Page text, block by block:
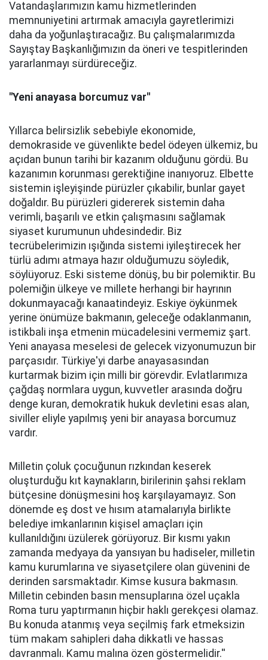
Vatandaşlarımızın kamu hizmetlerinden
memnuniyetini artırmak amacıyla gayretlerimizi
daha da yoğunlaştıracağız. Bu çalışmalarımızda
Sayıştay Başkanlığımızın da öneri ve tespitlerinden
yararlanmayı sürdüreceğiz.
''Yeni anayasa borcumuz var''
Yıllarca belirsizlik sebebiyle ekonomide,
demokraside ve güvenlikte bedel ödeyen ülkemiz, bu
açıdan bunun tarihi bir kazanım olduğunu gördü. Bu
kazanımın korunması gerektiğine inanıyoruz. Elbette
sistemin işleyişinde pürüzler çıkabilir, bunlar gayet
doğaldır. Bu pürüzleri gidererek sistemin daha
verimli, başarılı ve etkin çalışmasını sağlamak
siyaset kurumunun uhdesindedir. Biz
tecrübelerimizin ışığında sistemi iyileştirecek her
türlü adımı atmaya hazır olduğumuzu söyledik,
söylüyoruz. Eski sisteme dönüş, bu bir polemiktir. Bu
polemiğin ülkeye ve millete herhangi bir hayrının
dokunmayacağı kanaatindeyiz. Eskiye öykünmek
yerine önümüze bakmanın, geleceğe odaklanmanın,
istikbali inşa etmenin mücadelesini vermemiz şart.
Yeni anayasa meselesi de gelecek vizyonumuzun bir
parçasıdır. Türkiye'yi darbe anayasasından
kurtarmak bizim için milli bir görevdir. Evlatlarımıza
çağdaş normlara uygun, kuvvetler arasında doğru
denge kuran, demokratik hukuk devletini esas alan,
siviller eliyle yapılmış yeni bir anayasa borcumuz
vardır.
Milletin çoluk çocuğunun rızkından keserek
oluşturduğu kıt kaynakların, birilerinin şahsi reklam
bütçesine dönüşmesini hoş karşılayamayız. Son
dönemde eş dost ve hısım atamalarıyla birlikte
belediye imkanlarının kişisel amaçları için
kullanıldığını üzülerek görüyoruz. Bir kısmı yakın
zamanda medyaya da yansıyan bu hadiseler, milletin
kamu kurumlarına ve siyasetçilere olan güvenini de
derinden sarsmaktadır. Kimse kusura bakmasın.
Milletin cebinden basın mensuplarına özel uçakla
Roma turu yaptırmanın hiçbir haklı gerekçesi olamaz.
Bu konuda atanmış veya seçilmiş fark etmeksizin
tüm makam sahipleri daha dikkatli ve hassas
davranmalı. Kamu malına özen göstermelidir.''